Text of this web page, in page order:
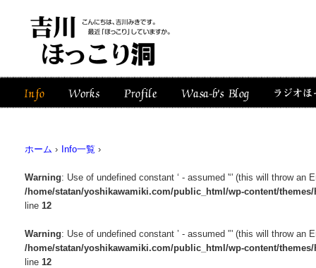
ホーム › Info一覧 ›
Warning: Use of undefined constant ‘ - assumed '‘' (this will throw an
/home/statan/yoshikawamiki.com/public_html/wp-content/
line 12
Warning: Use of undefined constant ’ - assumed '’' (this will throw an
/home/statan/yoshikawamiki.com/public_html/wp-content/
line 12